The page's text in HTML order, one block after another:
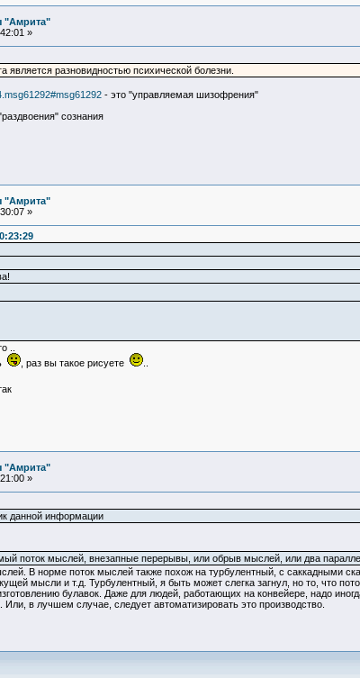
"Амрита"
»
является разновидностью психической болезни.
- это "управляемая шизофрения"
сознания
"Амрита"
»
..
, раз вы такое рисуете
..
"Амрита"
»
данной информации
поток мыслей, внезапные перерывы, или обрыв мыслей, или два
В норме поток мыслей также похож на турбулентный, с саккадными
мысли и т.д. Турбулентный, я быть может слегка загнул, но то, что
булавок. Даже для людей, работающих на конвейере, надо
Или, в лучшем случае, следует автоматизировать это производство.